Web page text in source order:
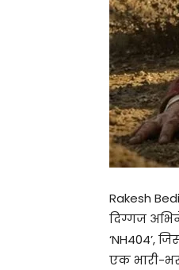
Rakesh
दिग्गज
‘NH404’,
एक भारी-